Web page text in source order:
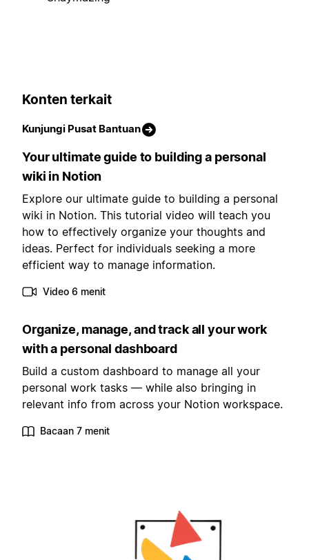
Konten terkait
Kunjungi Pusat Bantuan
Your ultimate guide to building a personal
wiki in Notion
Explore our ultimate guide to building a personal
wiki in Notion. This tutorial video will teach you
how to effectively organize your thoughts and
ideas. Perfect for individuals seeking a more
efficient way to manage information.
Video 6 menit
Organize, manage, and track all your work
with a personal dashboard
Build a custom dashboard to manage all your
personal work tasks — while also bringing in
relevant info from across your Notion workspace.
Bacaan 7 menit